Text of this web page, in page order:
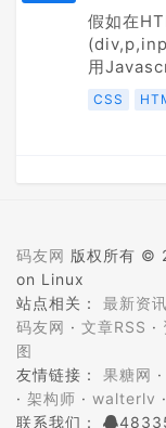
假如在
用
CSS
码友网 版权所有 ©
on Linux
站点相关： 最新资讯
码友网 · 文章RSS ·
图
友情链接： 果糖网 ·
· 架构师 · walterlv ·
联系我们：